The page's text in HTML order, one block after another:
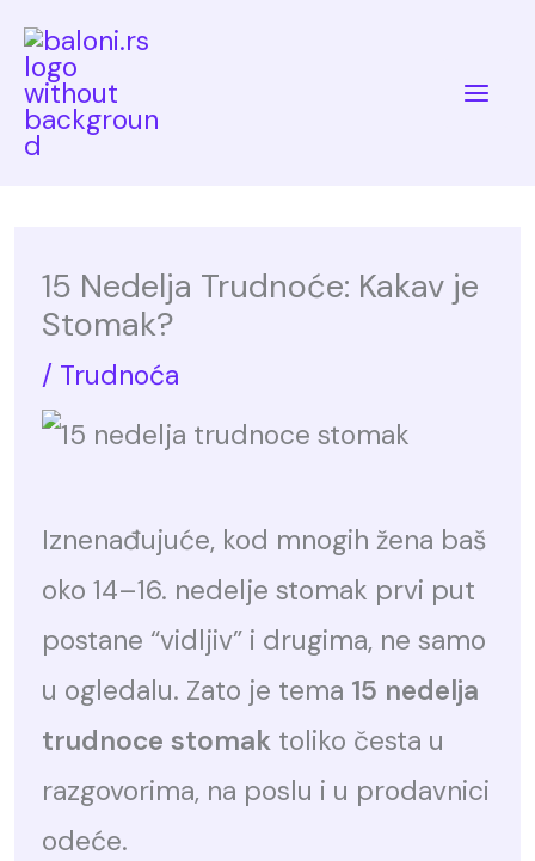
Skip
content
15 Nedelja Trudnoće: Kakav je
Stomak?
/ Trudnoća
Iznenađujuće, kod mnogih žena baš
oko 14–16. nedelje stomak prvi put
postane “vidljiv” i drugima, ne samo
u ogledalu. Zato je tema 15 nedelja
trudnoce stomak toliko česta u
razgovorima, na poslu i u prodavnici
odeće.